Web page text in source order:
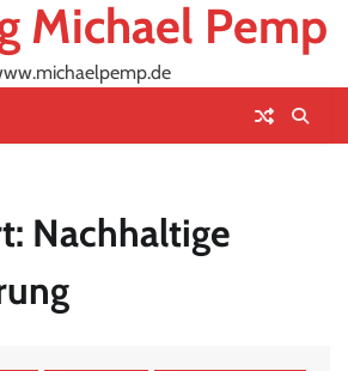
Michael Pemp
Nachhaltige